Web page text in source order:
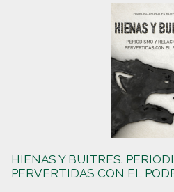
HIENAS Y BUITRES.
PERVERTIDAS CON EL